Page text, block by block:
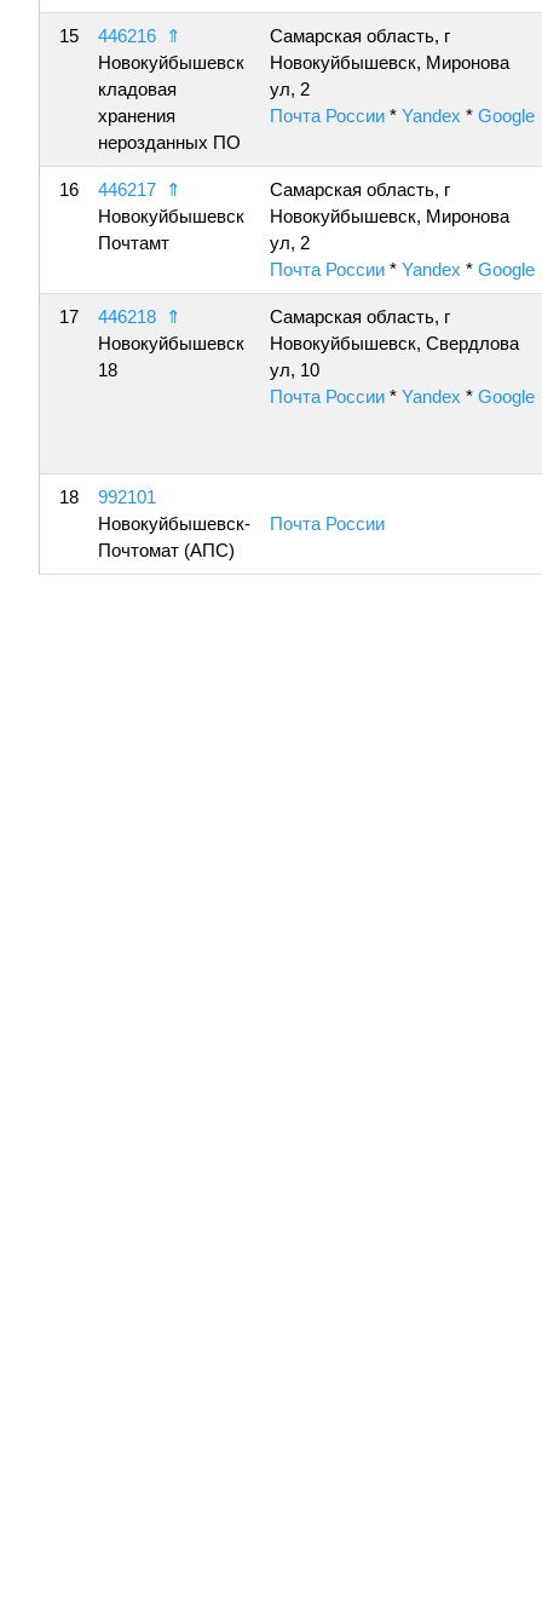
15 446216
⇑
Новокуйбышевск
кладовая
хранения
нерозданных ПО
Самарская область, г
Новокуйбышевск, Миронова
ул, 2
Почта России * Yandex * Google
16 446217
⇑
Новокуйбышевск
Почтамт
Самарская область, г
Новокуйбышевск, Миронова
ул, 2
Почта России * Yandex * Google
17 446218
⇑
Новокуйбышевск
18
Самарская область, г
Новокуйбышевск, Свердлова
ул, 10
Почта России * Yandex * Google
18
992101
Новокуйбышевск-
Почтомат (АПС)
Почта России